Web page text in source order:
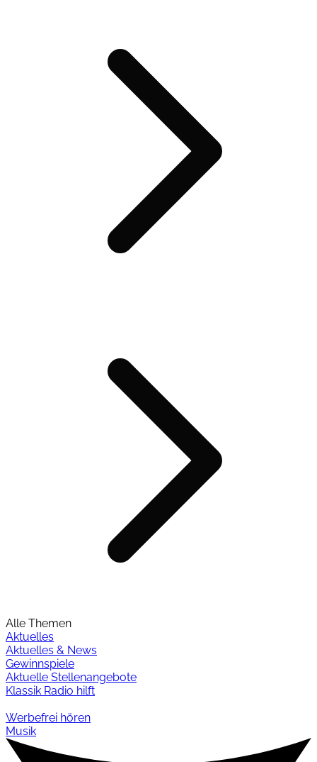
Alle Themen
Aktuelles
Aktuelles & News
Gewinnspiele
Aktuelle Stellenangebote
Klassik Radio hilft
Werbefrei hören
Musik